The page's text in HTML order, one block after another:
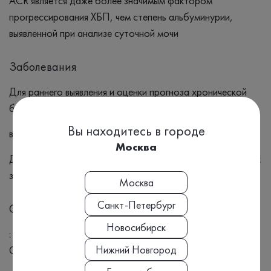
прогрессирования ХБП, чем степень альбуминурии,
выявленной при анализе суточной мочи
Заболевания
Для раннего выявления и оценки прогноза хронической
болезни почек (ХБП)
в том числе у пациентов с сахарным диабетом
Для оценки риска атеросклероза и сердечно-сосудистых
заболеваний у пациентов с ХБП.
Симптомы
: Отёки Пена в моче Частое мочеиспускание Усталость
Одышка Потеря аппетита Тошнота и рвота
Вы находитесь в городе
Москва
Москва
Санкт-Петербург
Новосибирск
Нижний Новгород